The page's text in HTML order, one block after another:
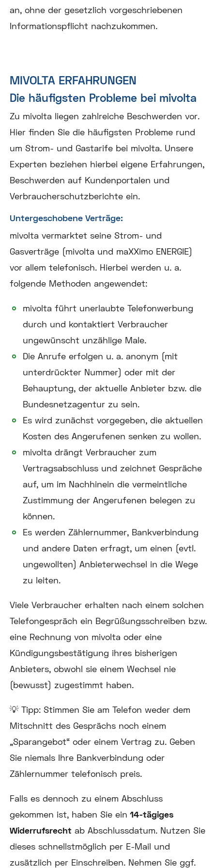
an, ohne der gesetzlich vorgeschriebenen
Informationspflicht nachzukommen.
MIVOLTA ERFAHRUNGEN
Die häufigsten Probleme bei mivolta
Zu mivolta liegen zahlreiche Beschwerden vor.
Hier finden Sie die häufigsten Probleme rund
um Strom- und Gastarife bei mivolta. Unsere
Experten beziehen hierbei eigene Erfahrungen,
Beschwerden auf Kundenportalen und
Verbraucherschutzberichte ein.
Untergeschobene Verträge:
mivolta vermarktet seine Strom- und
Gasverträge (mivolta und maXXimo ENERGIE)
vor allem telefonisch. Hierbei werden u. a.
folgende Methoden angewendet:
mivolta führt unerlaubte Telefonwerbung
durch und kontaktiert Verbraucher
ungewünscht unzählige Male.
Die Anrufe erfolgen u. a. anonym (mit
unterdrückter Nummer) oder mit der
Behauptung, der aktuelle Anbieter bzw. die
Bundesnetzagentur zu sein.
Es wird zunächst vorgegeben, die aktuellen
Kosten des Angerufenen senken zu wollen.
mivolta drängt Verbraucher zum
Vertragsabschluss und zeichnet Gespräche
auf, um im Nachhinein die vermeintliche
Zustimmung der Angerufenen belegen zu
können.
Es werden Zählernummer, Bankverbindung
und andere Daten erfragt, um einen (evtl.
ungewollten) Anbieterwechsel in die Wege
zu leiten.
Viele Verbraucher erhalten nach einem solchen
Telefongespräch ein Begrüßungsschreiben bzw.
eine Rechnung von mivolta oder eine
Kündigungsbestätigung ihres bisherigen
Anbieters, obwohl sie einem Wechsel nie
(bewusst) zugestimmt haben.
💡 Tipp: Stimmen Sie am Telefon weder dem
Mitschnitt des Gesprächs noch einem
„Sparangebot“ oder einem Vertrag zu. Geben
Sie niemals Ihre Bankverbindung oder
Zählernummer telefonisch preis.
Falls es dennoch zu einem Abschluss
gekommen ist, haben Sie ein 14-tägiges
Widerrufsrecht ab Abschlussdatum. Nutzen Sie
dieses schnellstmöglich per E-Mail und
zusätzlich per Einschreiben. Nehmen Sie ggf.